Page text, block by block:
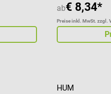
ab€ 8,34*
Preise inkl. MwSt. zzgl.
HUM